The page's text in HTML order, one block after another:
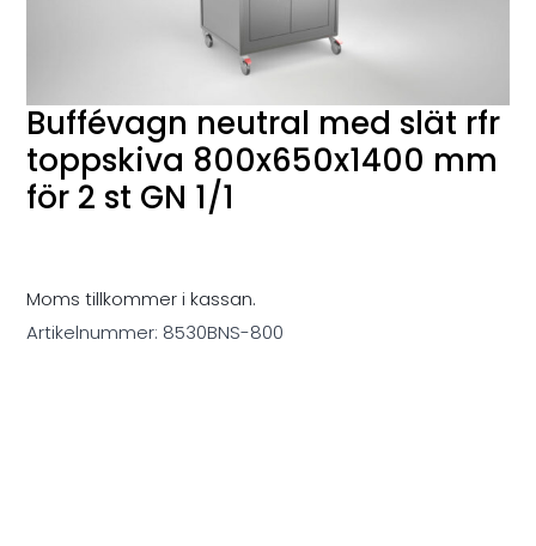
Buffévagn neutral med slät rfr
toppskiva 800x650x1400 mm
för 2 st GN 1/1
Moms tillkommer i kassan.
Artikelnummer: 8530BNS-800